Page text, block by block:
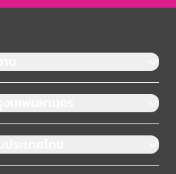
ทพมหานคร
ะเทศไทย